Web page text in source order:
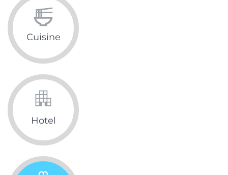
Cuisine
Hotel